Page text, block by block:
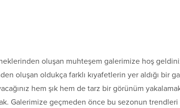
oluşan muhteşem galerimize hoş
oluşan oldukça farklı kıyafetlerin yer aldığı bir
hem şık hem de tarz bir görünüm
Galerimize geçmeden önce bu sezonun